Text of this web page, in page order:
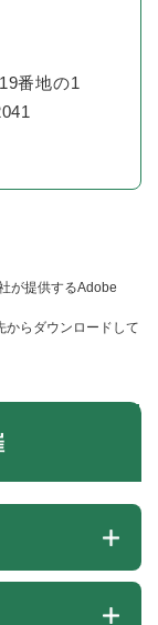
番地の1
が提供するAdobe
らダウンロードして